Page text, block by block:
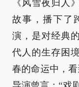
《风雪夜归人
故事，播下了
演，是对经典
代人的生存困
春的命运中，